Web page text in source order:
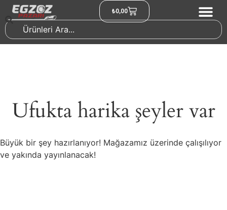
₺0,00
Ufukta harika şeyler var
Büyük bir şey hazırlanıyor! Mağazamız üzerinde çalışılıyor
ve yakında yayınlanacak!